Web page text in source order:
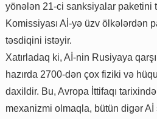
yönələn 21-ci sanksiyalar paketini
Komissiyası Aİ-yə üzv ölkələrdən
təsdiqini istəyir.
Xatırladaq ki, Aİ-nin Rusiyaya
hazırda 2700-dən çox fiziki və
daxildir. Bu, Avropa İttifaqı
mexanizmi olmaqla, bütün digər Aİ